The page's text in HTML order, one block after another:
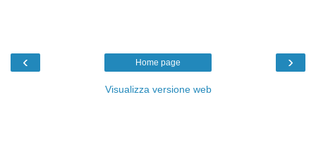
‹ ›
Home page
Visualizza versione web